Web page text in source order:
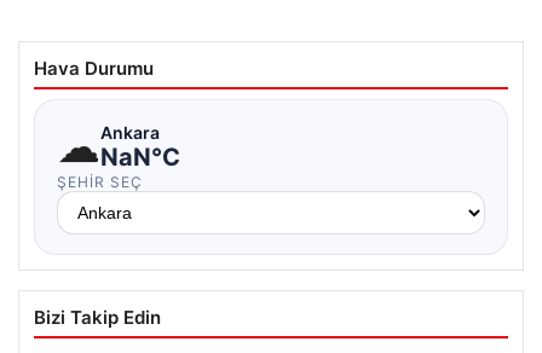
Hava Durumu
☁Ankara
NaN°C
ŞEHIR SEÇ
Bizi Takip Edin